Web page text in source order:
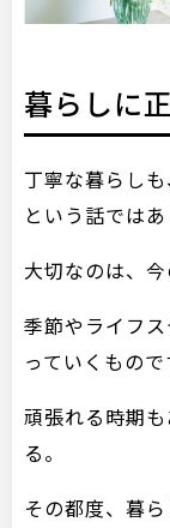
暮らしに
丁寧な暮らし
という話ではあ
大切なのは、
季節やライフ
っていくもので
頑張れる時期
る。
その都度、暮